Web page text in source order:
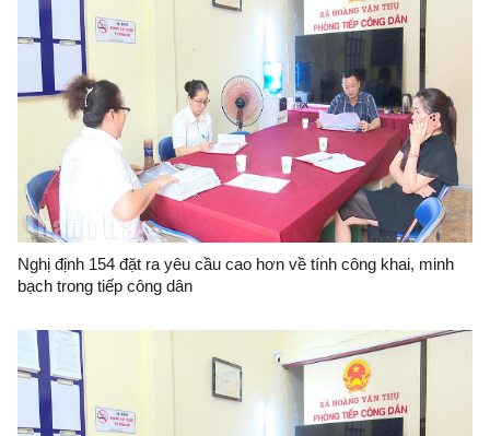
Nghị định 154 đặt ra yêu cầu cao hơn về tính công khai, minh
bạch trong tiếp công dân